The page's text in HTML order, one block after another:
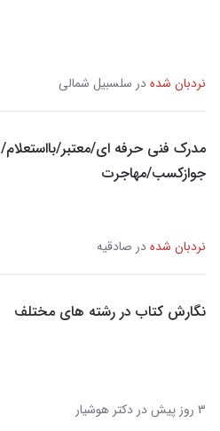
نردبان شدهدر سلسبیل شمالی
مدرک فنی حرفه ای/معتبر/بااستعلام/
جوازکسب/مهاجرت
نردبان شدهدر صادقیه
نگارش کتاب در رشته های مختلف
۳ روز پیش در دکتر هوشیار